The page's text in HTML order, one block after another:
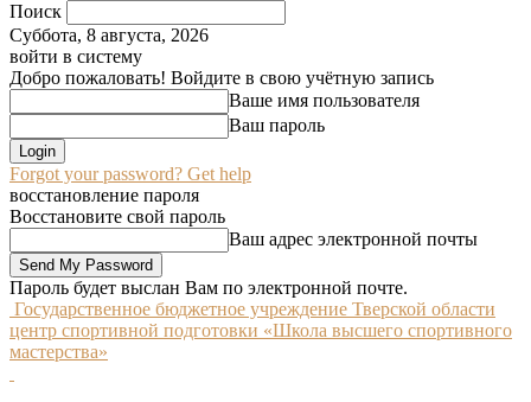
Поиск
Суббота, 8 августа, 2026
войти в систему
Добро пожаловать! Войдите в свою учётную запись
Ваше имя пользователя
Ваш пароль
Forgot your password? Get help
восстановление пароля
Восстановите свой пароль
Ваш адрес электронной почты
Пароль будет выслан Вам по электронной почте.
Государственное бюджетное учреждение Тверской области
центр спортивной подготовки «Школа высшего спортивного
мастерства»